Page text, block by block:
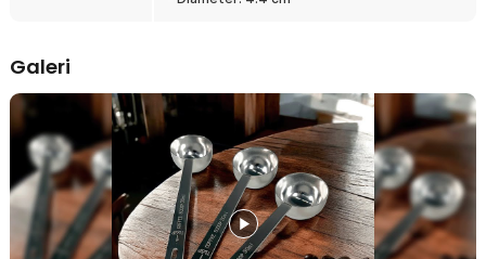
3 x One Two Cups Sendok Takar Ukur Measuring Spoon
Galeri